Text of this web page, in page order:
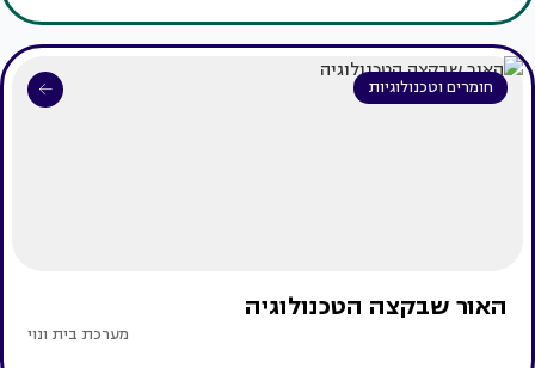
חומרים וטכנולוגיות
האור שבקצה הטכנולוגיה
מערכת בית ונוי